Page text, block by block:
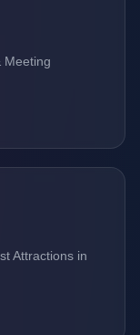
Meeting
Attractions in